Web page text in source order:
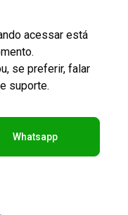
acessar está
se preferir, falar
suporte.
Whatsapp